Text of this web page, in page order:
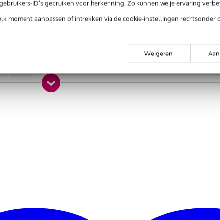
ID’s gebruiken voor herkenning. Zo kunnen we je ervaring
moment aanpassen of intrekken via de cookie-instellingen rechtsonder
Weigeren
mm
/ textuur
x 6,5 x 1,5 cm